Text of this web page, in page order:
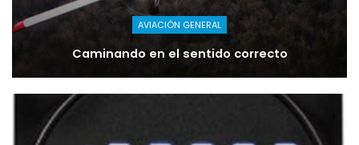
AVIACIÓN GENERAL
Caminando en el sentido correcto